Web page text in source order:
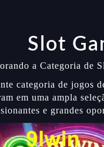
Slot
a Categoria de
categoria de jogos
em uma ampla
e grandes